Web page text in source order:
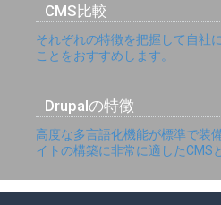
CMS比較
それぞれの特徴を把握して自社
ことをおすすめします。
Drupalの特徴
高度な多言語化機能が標準で装
イトの構築に非常に適したCMS